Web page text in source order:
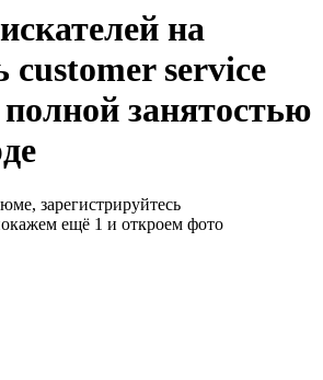
на
customer service
занятостью
зарегистрируйтесь
ещё 1 и откроем фото